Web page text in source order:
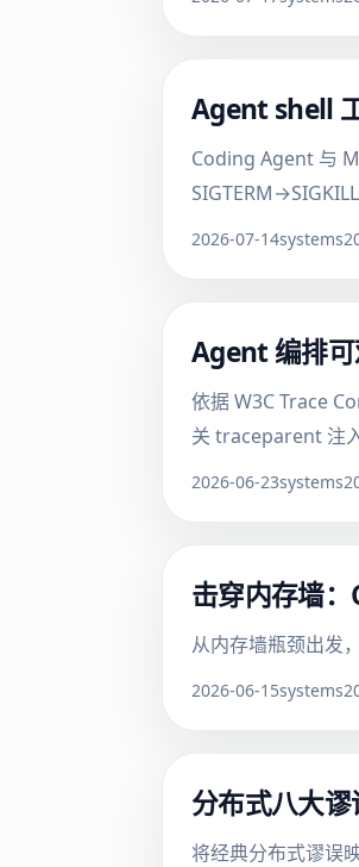
Agent shell
Coding Agent 与
2026-07-14systems
Agent 编排
依据 W3C Trace
关 traceparent 注
2026-06-23systems
击穿内存墙
从内存墙瓶颈出发
2026-06-15systems
分布式八大
将经典分布式谬误